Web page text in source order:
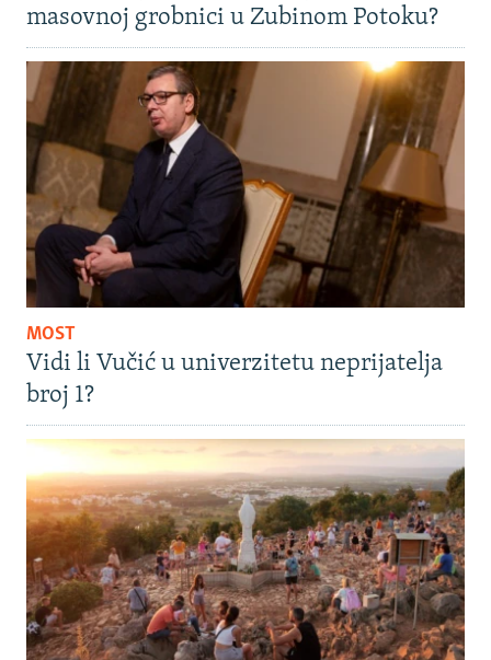
masovnoj grobnici u Zubinom Potoku?
MOST
Vidi li Vučić u univerzitetu neprijatelja
broj 1?